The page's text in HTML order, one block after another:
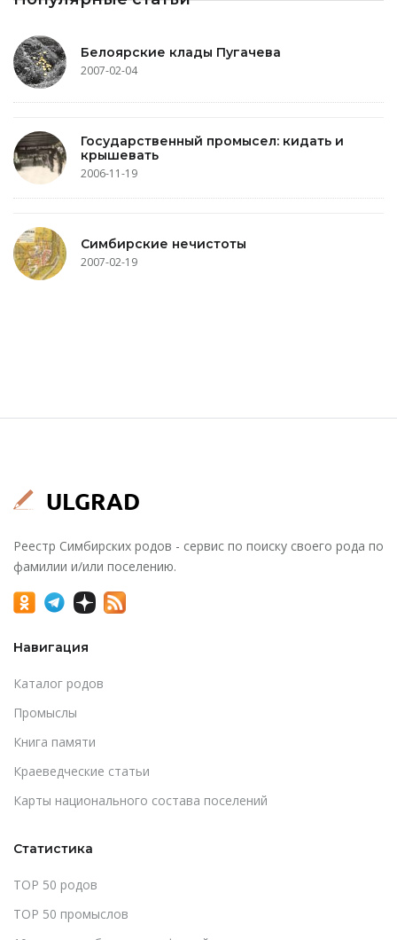
Белоярские клады Пугачева
2007-02-04
Государственный промысел: кидать и
крышевать
2006-11-19
Симбирские нечистоты
2007-02-19
Реестр Симбирских родов - сервис по поиску своего рода по
фамилии и/или поселению.
Навигация
Каталог родов
Промыслы
Книга памяти
Краеведческие статьи
Карты национального состава поселений
Статистика
TOP 50 родов
TOP 50 промыслов